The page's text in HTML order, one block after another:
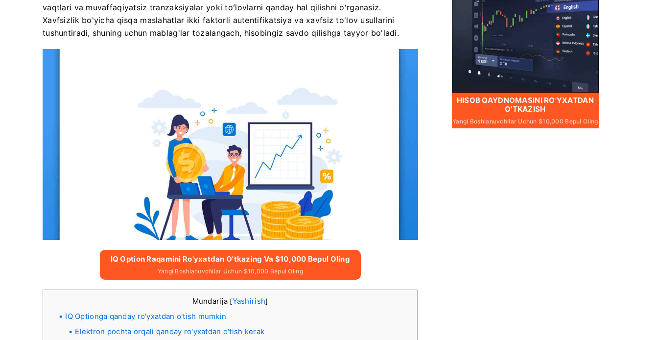
vaqtlari va muvaffaqiyatsiz tranzaksiyalar yoki toʻlovlarni qanday hal qilishni oʻrganasiz.
Xavfsizlik bo'yicha qisqa maslahatlar ikki faktorli autentifikatsiya va xavfsiz to'lov usullarini
tushuntiradi, shuning uchun mablag'lar tozalangach, hisobingiz savdo qilishga tayyor bo'ladi.
IQ Option Raqamini Ro'yxatdan O'tkazing Va $10,000 Bepul Oling
Yangi Boshlanuvchilar Uchun $10,000 Bepul Oling
Mundarija [Yashirish]
IQ Optionga qanday ro'yxatdan o'tish mumkin
Elektron pochta orqali qanday ro'yxatdan o'tish kerak
HISOB QAYDNOMASINI RO'YXATDAN
O'TKAZISH
Yangi Boshlanuvchilar Uchun $10,000 Bepul Oling